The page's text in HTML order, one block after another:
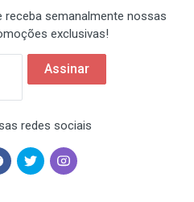
semanalmente nossas
exclusivas!
Assinar
redes sociais